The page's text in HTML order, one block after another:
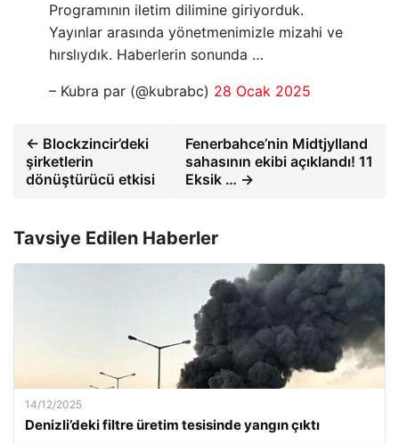
Programının iletim dilimine giriyorduk.
Yayınlar arasında yönetmenimizle mizahi ve
hırslıydık. Haberlerin sonunda …
– Kubra par (@kubrabc) 28 Ocak 2025
← Blockzincir’deki
şirketlerin
dönüştürücü etkisi
Fenerbahce’nin Midtjylland
sahasının ekibi açıklandı! 11
Eksik … →
Tavsiye Edilen Haberler
14/12/2025
Denizli’deki filtre üretim tesisinde yangın çıktı